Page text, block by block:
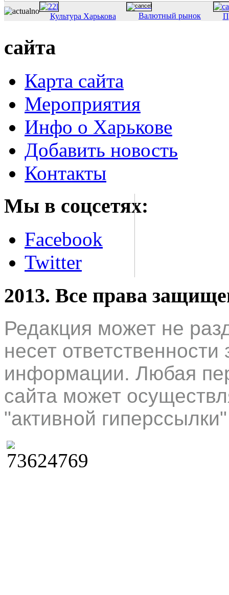
Культура Харькова Валютный рынок
сайта
Карта сайта
Мероприятия
Инфо о Харькове
Добавить новость
Контакты
Мы в соцсетях:
Facebook
Twitter
2013. Все права
Редакция может не
несет
информации. Любая
сайта может
"активной